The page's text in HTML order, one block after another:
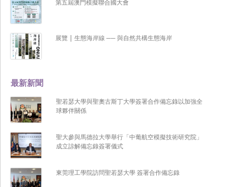
最新新聞
聖若瑟大學與聖奧古斯丁大學簽署合作備忘錄以加強全
球夥伴關係
聖大參與馬德拉大學舉行「中葡航空模擬技術研究院」
成立諒解備忘錄簽署儀式
東莞理工學院訪問聖若瑟大學 簽署合作備忘錄
第五屆澳門模擬聯合國大會
展覽 | 生態海岸線 ── 與自然共構生態海岸